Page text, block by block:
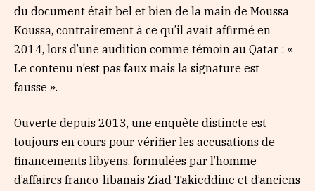
du document était bel et bien de la main de Moussa
Koussa, contrairement à ce qu’il avait affirmé en
2014, lors d’une audition comme témoin au Qatar : «
Le contenu n’est pas faux mais la signature est
fausse ».
Ouverte depuis 2013, une enquête distincte est
toujours en cours pour vérifier les accusations de
financements libyens, formulées par l’homme
d’affaires franco-libanais Ziad Takieddine et d’anciens